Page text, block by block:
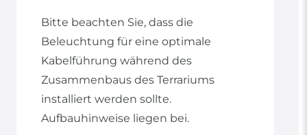
Bitte beachten Sie, dass die
Beleuchtung für eine optimale
Kabelführung während des
Zusammenbaus des Terrariums
installiert werden sollte.
Aufbauhinweise liegen bei.